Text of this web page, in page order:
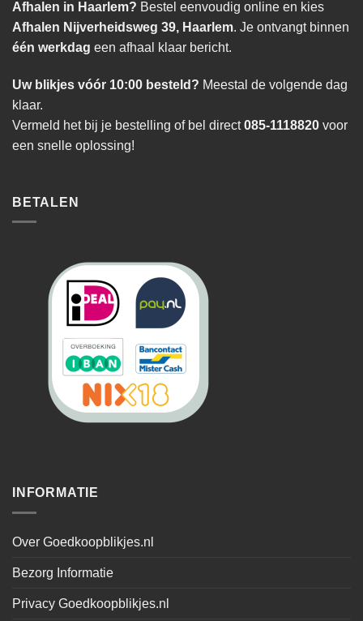
Afhalen in Haarlem? Bestel eenvoudig online en kies
Afhalen Nijverheidsweg 39, Haarlem. Je ontvangt binnen
één werkdag een afhaal klaar bericht.
Uw blikjes vóór 10:00 besteld? Meestal de volgende dag
klaar.
Vermeld het bij je bestelling of bel direct085-1118820 voor
een snelle oplossing!
BETALEN
INFORMATIE
Over Goedkoopblikjes.nl
Bezorg Informatie
Privacy Goedkoopblikjes.nl